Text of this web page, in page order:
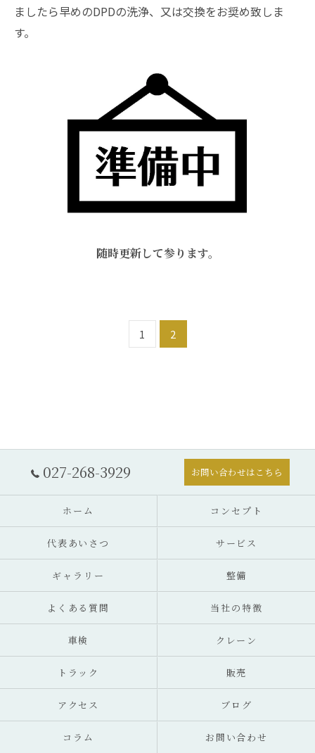
ましたら早めのDPDの洗浄、又は交換をお奨め致しま
す。
随時更新して参ります。
1 2
027-268-3929 お問い合わせはこちら
ホーム コンセプト
代表あいさつ サービス
ギャラリー 整備
よくある質問 当社の特徴
車検 クレーン
トラック 販売
アクセス ブログ
コラム お問い合わせ